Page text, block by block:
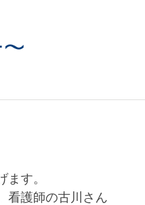
す。
看護師の古川さん